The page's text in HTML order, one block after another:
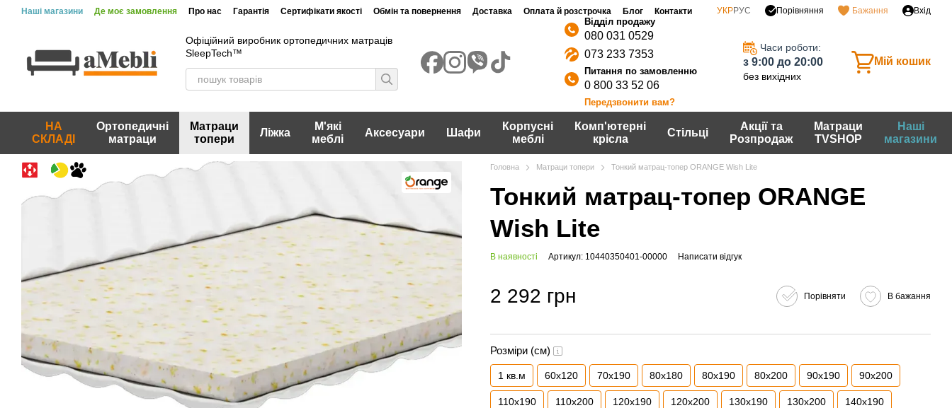
Перейти до основного контенту
Наші магазини Де моє замовлення Про нас Гарантія Сертифікати якості Обмін та повернення Доставка Оплата й розстрочка Блог
Контакти
УКРРУС Порівняння Бажання Вхід
Офіційний виробник ортопедичних матраців
SleepTech™
080 031 0529
073 233 7353
0 800 33 52 06
Передзвонити вам?
Часи роботи:
з 9:00 до 20:00
без вихідних
Мій кошик
НА
СКЛАДІ
Ортопедичні
матраци
Матраци
топери
Ліжка
М'які
меблі
Аксесуари Шафи
Корпусні
меблі
Комп'ютерні
крісла
Стільці
Акції та
Розпродаж
Матраци
TVSHOP
Наші
магазини
Головна Матраци топери Тонкий матрац-топер ORANGE Wish Lite
Тонкий матрац-топер ORANGE
Wish Lite
В наявності Артикул: 10440350401-00000 Написати відгук
2 292 грн Порівняти В бажання
Розміри (см)
1 кв.м 60х120 70x190 80x180 80x190 80x200 90x190 90x200
110x190 110x200 120x190 120x200 130x190 130x200 140x190